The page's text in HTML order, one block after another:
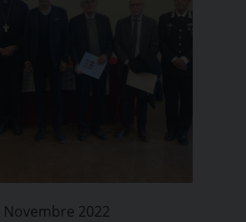
Novembre 2022